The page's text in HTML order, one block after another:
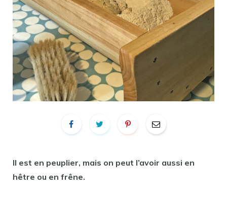
Il est en peuplier, mais on peut l’avoir aussi en
hêtre ou en frêne.